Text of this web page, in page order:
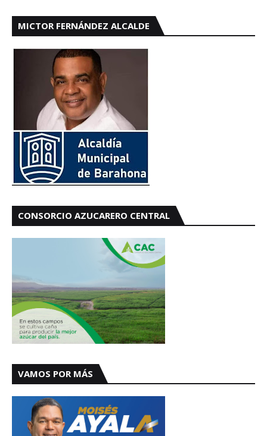
MICTOR FERNÁNDEZ ALCALDE
CONSORCIO AZUCARERO CENTRAL
VAMOS POR MÁS